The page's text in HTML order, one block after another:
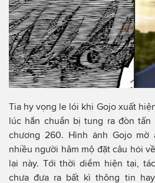
Tia hy vọng le lói khi Gojo xuất
lúc hắn chuẩn bị tung ra đòn
chương 260. Hình ảnh Gojo mờ
nhiều người hâm mộ đặt câu hỏi
lại này. Tới thời diểm hiện tại,
chưa đưa ra bất kì thông tin